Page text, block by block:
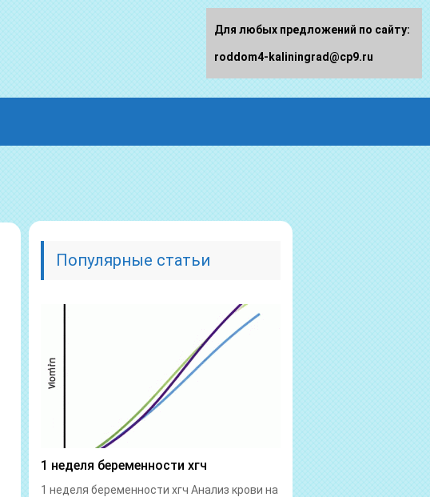
Популярные статьи
1 неделя беременности хгч
1 неделя беременности хгч Анализ крови на
Для любых предложений по сайту:
roddom4-kaliningrad@cp9.ru